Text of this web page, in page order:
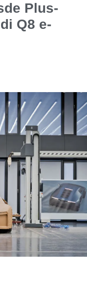
Plus-
Q8 e-